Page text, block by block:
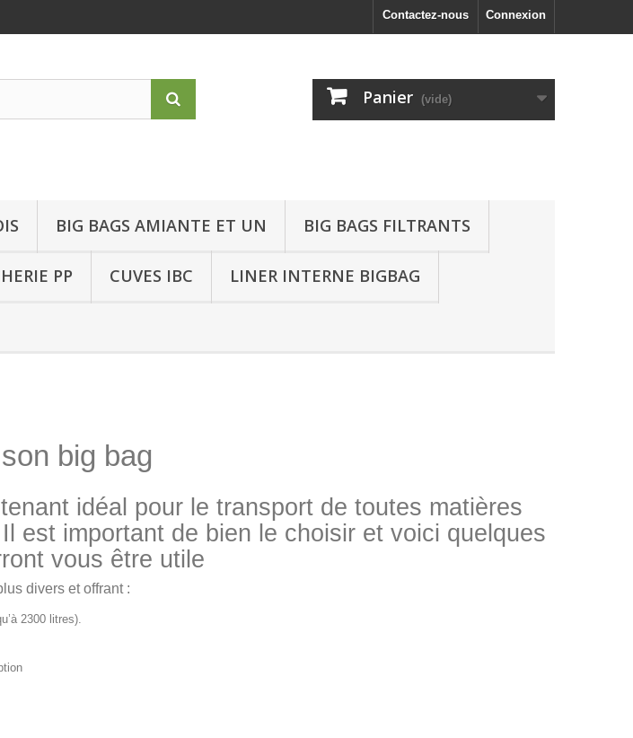
Connexion
Contactez-nous
Panier (vide)
BIG BAGS AMIANTE ET UN BIG BAGS FILTRANTS
PP CUVES IBC LINER INTERNE BIGBAG
big bag
idéal pour le transport de toutes matières
est important de bien le choisir et voici quelques
vous être utile
divers et offrant :
2300 litres).